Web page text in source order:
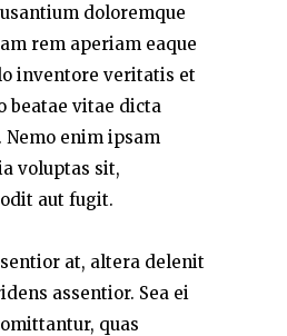
doloremque
rem aperiam eaque
inventore veritatis et
beatae vitae dicta
Nemo enim ipsam
voluptas sit,
aut fugit.
at, altera delenit
assentior. Sea ei
quas